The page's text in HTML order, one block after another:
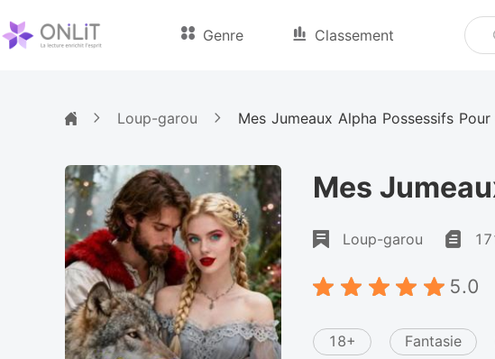
Genre Classement
Loup-garou Mes Jumeaux Alpha Possessifs
Mes
Loup-garou
5.0
18+ Fantasie